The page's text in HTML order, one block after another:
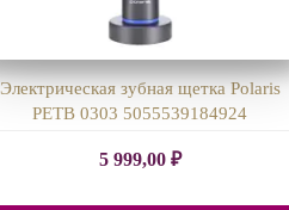
Электрическая зубная щетка Polaris
PETB 0303 5055539184924
5 999,00 ₽